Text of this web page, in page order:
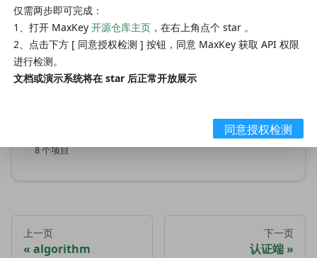
🗃️认证端
5 个项目
8 个项目
上一页
algorithm
下一页
认证端
仅需两步即可完成：
1、打开 MaxKey 开源仓库主页 ，在右上角点个 star 。
2、点击下方 [ 同意授权检测 ] 按钮，同意 MaxKey 获取 API 权限
进行检测。
文档或演示系统将在 star 后正常开放展示
同意授权检测